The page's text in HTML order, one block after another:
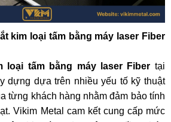
kim loại tấm bằng máy laser Fiber
loại tấm bằng máy laser Fiber tại
dựng dựa trên nhiều yếu tố kỹ thuật
từng khách hàng nhằm đảm bảo tính
Vikim Metal cam kết cung cấp mức